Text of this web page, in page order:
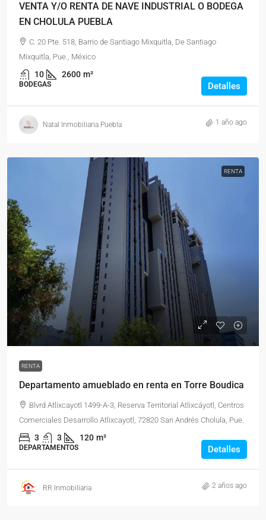
VENTA Y/O RENTA DE NAVE INDUSTRIAL O BODEGA
EN CHOLULA PUEBLA
C. 20 Pte. 518, Barrio de Santiago Mixquitla, De Santiago
Mixquitla, Pue., México
10 2600 m²
BODEGAS Detalles
Natal Inmobiliaria Puebla 1 año ago
RENTA
$29,000
RENTA
Departamento amueblado en renta en Torre Boudica
Blvrd Atlixcayotl 1499-A-3, Reserva Territorial Atlixcáyotl, Centros
Comerciales Desarrollo Atlixcayotl, 72820 San Andrés Cholula, Pue.
3 3 120 m²
DEPARTAMENTOS Detalles
RR Inmobiliaria 2 años ago